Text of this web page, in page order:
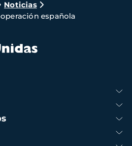
Noticias
española